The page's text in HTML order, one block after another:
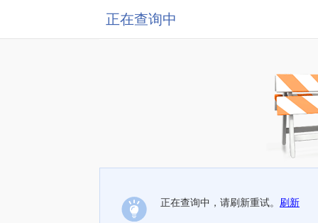
正在查询中
正在查询中，请刷新重试。 刷新